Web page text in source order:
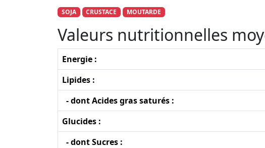
SOJA CRUSTACE MOUTARDE
Valeurs nutritionnelles
Energie :
Lipides :
- dont Acides gras saturés :
Glucides :
- dont Sucres :